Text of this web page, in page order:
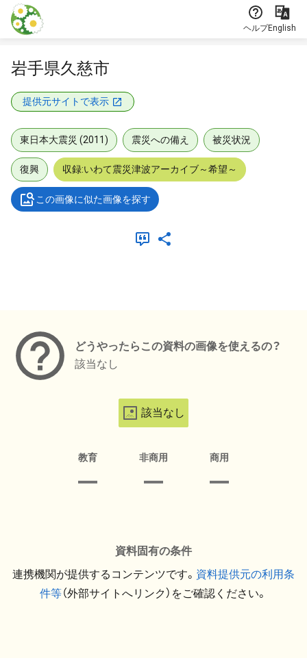
本文に飛ぶ
ヘルプEnglish
岩手県久慈市
提供元サイトで表示
東日本大震災 (2011) 震災への備え 被災状況
復興 収録:いわて震災津波アーカイブ～希望～
この画像に似た画像を探す
どうやったらこの資料の画像を使えるの？
該当なし
該当なし
教育 非商用 商用
資料固有の条件
連携機関が提供するコンテンツです。 資料提供元の利用条
件等（外部サイトへリンク）をご確認ください。